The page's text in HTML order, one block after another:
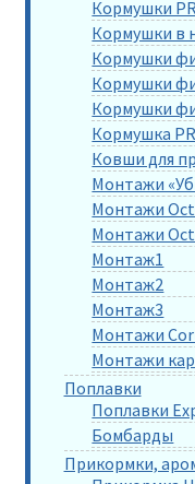
Кормушки
Кормушки в
Кормушки
Кормушки
Кормушки
Кормушка
Ковши для
Монтажи
Монтажи
Монтажи
Монтаж1
Монтаж2
Монтаж3
Монтажи
Монтажи
Поплавки
Поплавки
Бомбарды
Прикормки,